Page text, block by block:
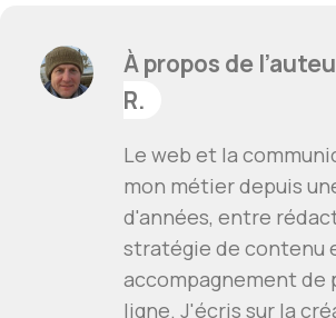
À propos de
R.
Le web et la
mon métier depuis
d'années, entre
stratégie de contenu
accompagnement de
ligne. J'écris sur la